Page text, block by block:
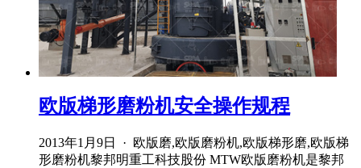
欧版梯形磨粉机安全操作规程
2013年1月9日 · 欧版磨,欧版磨粉机,欧版梯形磨,欧版梯
形磨粉机黎邦明重工科技股份 MTW欧版磨粉机是黎邦